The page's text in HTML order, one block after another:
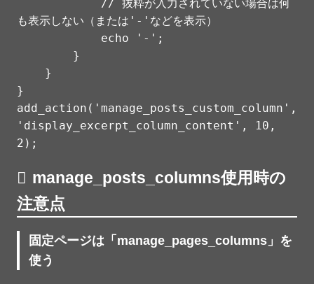
も表示しない（または'-'などを表示）
}
add_action('manage_posts_custom_column',
'display_excerpt_column_content', 10,
2);
manage_posts_columns使用時の
注意点
固定ページは「manage_pages_columns」を
使う